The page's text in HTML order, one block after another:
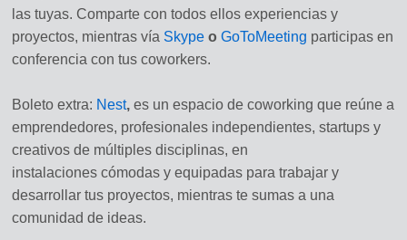
las tuyas. Comparte con todos ellos experiencias y
proyectos, mientras vía Skype oGoToMeeting participas en
conferencia con tus coworkers.
Boleto extra: Nest,es un espacio de coworking que reúne a
emprendedores, profesionales independientes, startups y
creativos de múltiples disciplinas, en
instalaciones cómodas y equipadas para trabajar y
desarrollar tus proyectos, mientras te sumas a una
comunidad de ideas.